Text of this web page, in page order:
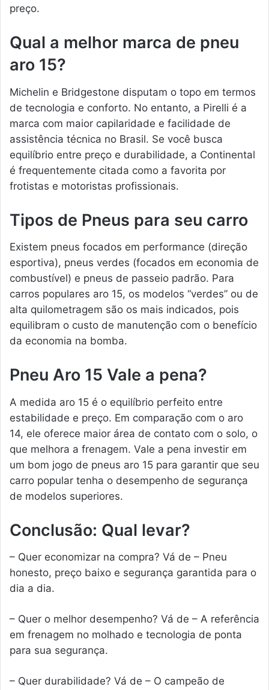
preço.
Qual a melhor marca de pneu
aro 15?
Michelin e Bridgestone disputam o topo em termos
de tecnologia e conforto. No entanto, a Pirelli é a
marca com maior capilaridade e facilidade de
assistência técnica no Brasil. Se você busca
equilíbrio entre preço e durabilidade, a Continental
é frequentemente citada como a favorita por
frotistas e motoristas profissionais.
Tipos de Pneus para seu carro
Existem pneus focados em performance (direção
esportiva), pneus verdes (focados em economia de
combustível) e pneus de passeio padrão. Para
carros populares aro 15, os modelos “verdes” ou de
alta quilometragem são os mais indicados, pois
equilibram o custo de manutenção com o benefício
da economia na bomba.
Pneu Aro 15 Vale a pena?
A medida aro 15 é o equilíbrio perfeito entre
estabilidade e preço. Em comparação com o aro
14, ele oferece maior área de contato com o solo, o
que melhora a frenagem. Vale a pena investir em
um bom jogo de pneus aro 15 para garantir que seu
carro popular tenha o desempenho de segurança
de modelos superiores.
Conclusão: Qual levar?
– Quer economizar na compra? Vá de – Pneu
honesto, preço baixo e segurança garantida para o
dia a dia.
– Quer o melhor desempenho? Vá de – A referência
em frenagem no molhado e tecnologia de ponta
para sua segurança.
– Quer durabilidade? Vá de – O campeão de